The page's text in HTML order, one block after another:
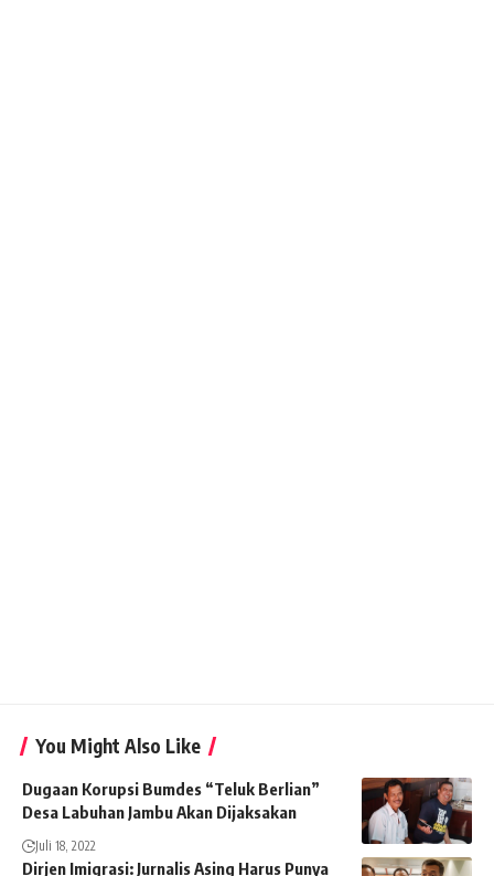
You Might Also Like
Dugaan Korupsi Bumdes “Teluk Berlian”
Desa Labuhan Jambu Akan Dijaksakan
Juli 18, 2022
Dirjen Imigrasi: Jurnalis Asing Harus Punya